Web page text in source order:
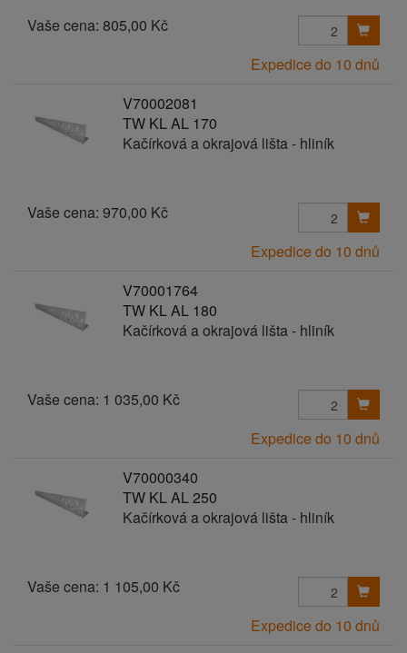
Vaše cena: 805,00 Kč
Expedice do 10 dnů
V70002081
TW KL AL 170
Kačírková a okrajová lišta - hliník
Vaše cena: 970,00 Kč
Expedice do 10 dnů
V70001764
TW KL AL 180
Kačírková a okrajová lišta - hliník
Vaše cena: 1 035,00 Kč
Expedice do 10 dnů
V70000340
TW KL AL 250
Kačírková a okrajová lišta - hliník
Vaše cena: 1 105,00 Kč
Expedice do 10 dnů